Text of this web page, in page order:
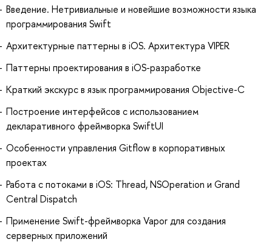
Введение. Нетривиальные и новейшие возможности языка
программирования Swift
Архитектурные паттерны в iOS. Архитектура VIPER
Паттерны проектирования в iOS-разработке
Краткий экскурс в язык программирования Objective-C
Построение интерфейсов с использованием
декларативного фреймворка SwiftUI
Особенности управления Gitflow в корпоративных
проектах
Работа с потоками в iOS: Thread, NSOperation и Grand
Central Dispatch
Применение Swift-фреймворка Vapor для создания
серверных приложений